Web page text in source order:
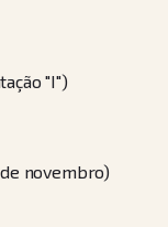
"I")
novembro)